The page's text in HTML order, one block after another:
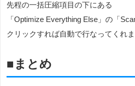
先程の一括圧縮項目の下にある
「Optimize Everything Else」の「
クリックすれば自動で行なってくれま
■まとめ